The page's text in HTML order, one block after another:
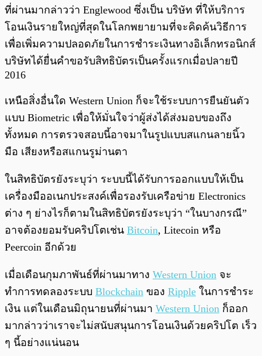
ที่ผ่านมากล่าวว่า Englewood ซึ่งเป็น บริษัท ที่ให้บริการ
โอนเงินรายใหญ่ที่สุดในโลกพยายามที่จะคิดค้นวิธีการ
เพื่อเพิ่มความปลอดภัยในการชำระเงินทางอิเล็กทรอนิกส์
บริษัทได้ยื่นคำขอรับสิทธิบัตรเป็นครั้งแรกเมื่อปลายปี
2016
เหนือสิ่งอื่นใด Western Union ก็จะใช้ระบบการยืนยันตัว
แบบ Biometric เพื่อให้มั่นใจว่าผู้ส่งได้ส่งมอบของถึง
ทั้งหมด การตรวจสอบนี้อาจมาในรูปแบบสแกนลายนิ้ว
มือ เสียงหรือสแกนรูม่านตา
ในสิทธิบัตรยังระบุว่า ระบบนี้ได้รับการออกแบบให้เป็น
เครื่องมืออเนกประสงค์เพื่อรองรับเครือข่าย Electronics
ต่าง ๆ ย่างไรก็ตามในสิทธิบัตรยังระบุว่า “ในบางกรณี”
อาจต้องยอมรับคริปโตเช่น Bitcoin, Litecoin หรือ
Peercoin อีกด้วย
เมื่อเดือนกุมภาพันธ์ที่ผ่านมาทาง Western Union จะ
ทำการทดลองระบบ Blockchain ของ Ripple ในการชำระ
เงิน แต่ในเดือนมิถุนายนที่ผ่านมา Western Union ก็ออก
มากล่าวว่าเราจะไม่สนับสนุนการโอนเงินด้วยคริปโต เร็ว
ๆ นี้อย่างแน่นอน